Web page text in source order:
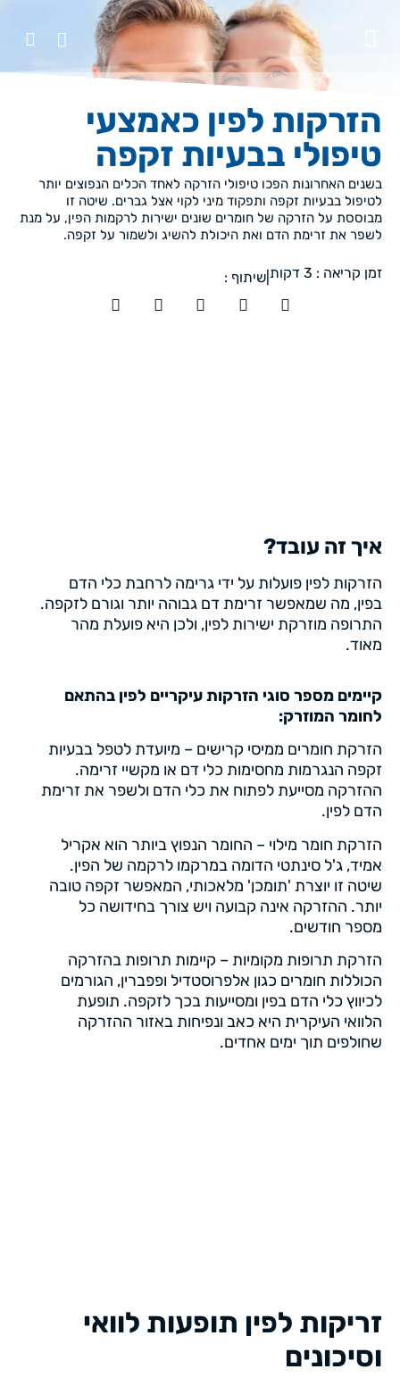
הזרקות לפין כאמצעי
טיפולי בבעיות זקפה
בשנים האחרונות הפכו טיפולי הזרקה לאחד הכלים הנפוצים יותר
לטיפול בבעיות זקפה ותפקוד מיני לקוי אצל גברים. שיטה זו
מבוססת על הזרקה של חומרים שונים ישירות לרקמות הפין, על מנת
לשפר את זרימת הדם ואת היכולת להשיג ולשמור על זקפה.
זמן קריאה : 3 דקות שיתוף :
איך זה עובד?
הזרקות לפין פועלות על ידי גרימה לרחבת כלי הדם
בפין, מה שמאפשר זרימת דם גבוהה יותר וגורם לזקפה.
התרופה מוזרקת ישירות לפין, ולכן היא פועלת מהר
מאוד.
קיימים מספר סוגי הזרקות עיקריים לפין בהתאם
לחומר המוזרק:
הזרקת חומרים ממיסי קרישים – מיועדת לטפל בבעיות
זקפה הנגרמות מחסימות כלי דם או מקשיי זרימה.
ההזרקה מסייעת לפתוח את כלי הדם ולשפר את זרימת
הדם לפין.
הזרקת חומר מילוי – החומר הנפוץ ביותר הוא אקריל
אמיד, ג'ל סינתטי הדומה במרקמו לרקמה של הפין.
שיטה זו יוצרת 'תומכן' מלאכותי, המאפשר זקפה טובה
יותר. ההזרקה אינה קבועה ויש צורך בחידושה כל
מספר חודשים.
הזרקת תרופות מקומיות – קיימות תרופות בהזרקה
הכוללות חומרים כגון אלפרוסטדיל ופפברין, הגורמים
לכיווץ כלי הדם בפין ומסייעות בכך לזקפה. תופעת
הלוואי העיקרית היא כאב ונפיחות באזור ההזרקה
שחולפים תוך ימים אחדים.
זריקות לפין תופעות לוואי
וסיכונים